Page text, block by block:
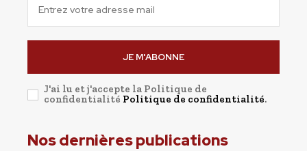
JE M'ABONNE
J'ai lu et j'accepte la Politique de
confidentialité Politique de confidentialité.
Nos dernières publications